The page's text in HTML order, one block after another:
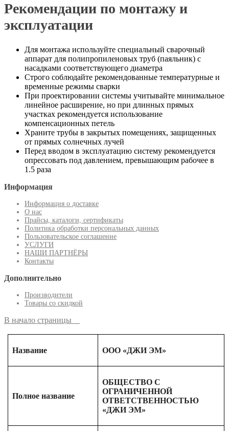
Рекомендации по монтажу и
эксплуатации
Для монтажа используйте специальный сварочный
аппарат для полипропиленовых труб (паяльник) с
насадками соответствующего диаметра
Строго соблюдайте рекомендованные температурные и
временные режимы сварки
При проектировании системы учитывайте минимальное
линейное расширение, но при длинных прямых
участках рекомендуется использование
компенсационных петель
Храните трубы в закрытых помещениях, защищенных
от прямых солнечных лучей
Перед вводом в эксплуатацию систему рекомендуется
опрессовать под давлением, превышающим рабочее в
1.5 раза
Информация
Информация о доставке
О нас
Прайсы, каталоги, сертификаты
Политика обработки персональных данных
Пользовательское соглашение
УСЛУГИ
НАШИ ПАРТНЁРЫ
Контакты
Дополнительно
Производители
Товары со скидкой
В начало страницы
Название ООО «ДЖИ ЭМ»
Полное название
ОБЩЕСТВО С
ОГРАНИЧЕННОЙ
ОТВЕТСТВЕННОСТЬЮ
«ДЖИ ЭМ»